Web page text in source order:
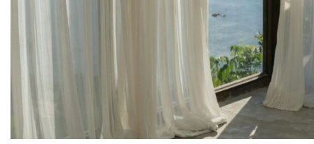
Заявка на бесплатные